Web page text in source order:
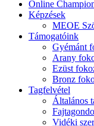
Online
Képzések
MEOE
Támogatóink
Gyémánt
Arany
Ezüst
Bronz
Tagfelvétel
Általános
Vidéki